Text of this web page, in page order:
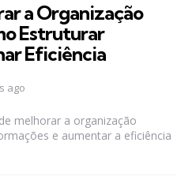
a Organização
Estruturar
Eficiência
ago
melhorar a organização
e aumentar a eficiência